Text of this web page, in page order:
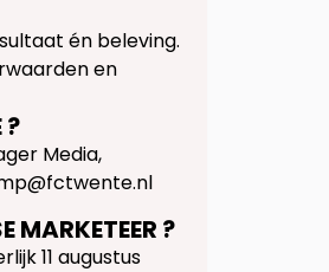
én beleving.
en
?
Media,
MARKETEER ?
11 augustus